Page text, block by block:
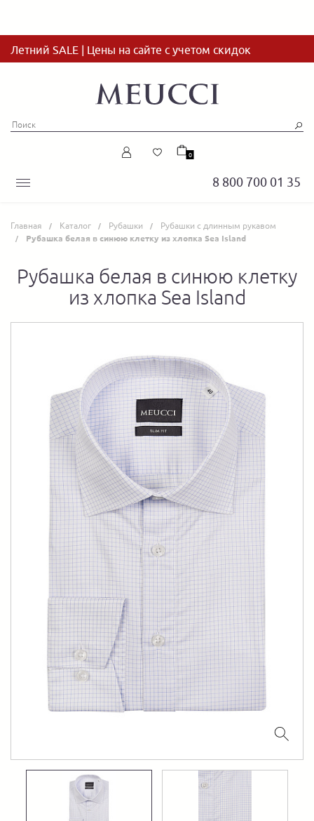
Летний SALE | Цены на сайте с учетом скидок
8 800 700 01 35
0
Главная Каталог Рубашки Рубашки с длинным рукавом
Рубашка белая в синюю клетку из хлопка Sea Island
Рубашка белая в синюю клетку
из хлопка Sea Island